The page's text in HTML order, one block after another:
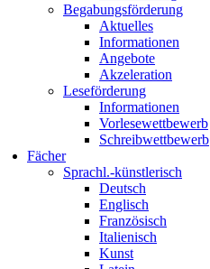
Begabungsförderung
Aktuelles
Informationen
Angebote
Akzeleration
Leseförderung
Informationen
Vorlesewettbewerb
Schreibwettbewerb
Fächer
Sprachl.-künstlerisch
Deutsch
Englisch
Französisch
Italienisch
Kunst